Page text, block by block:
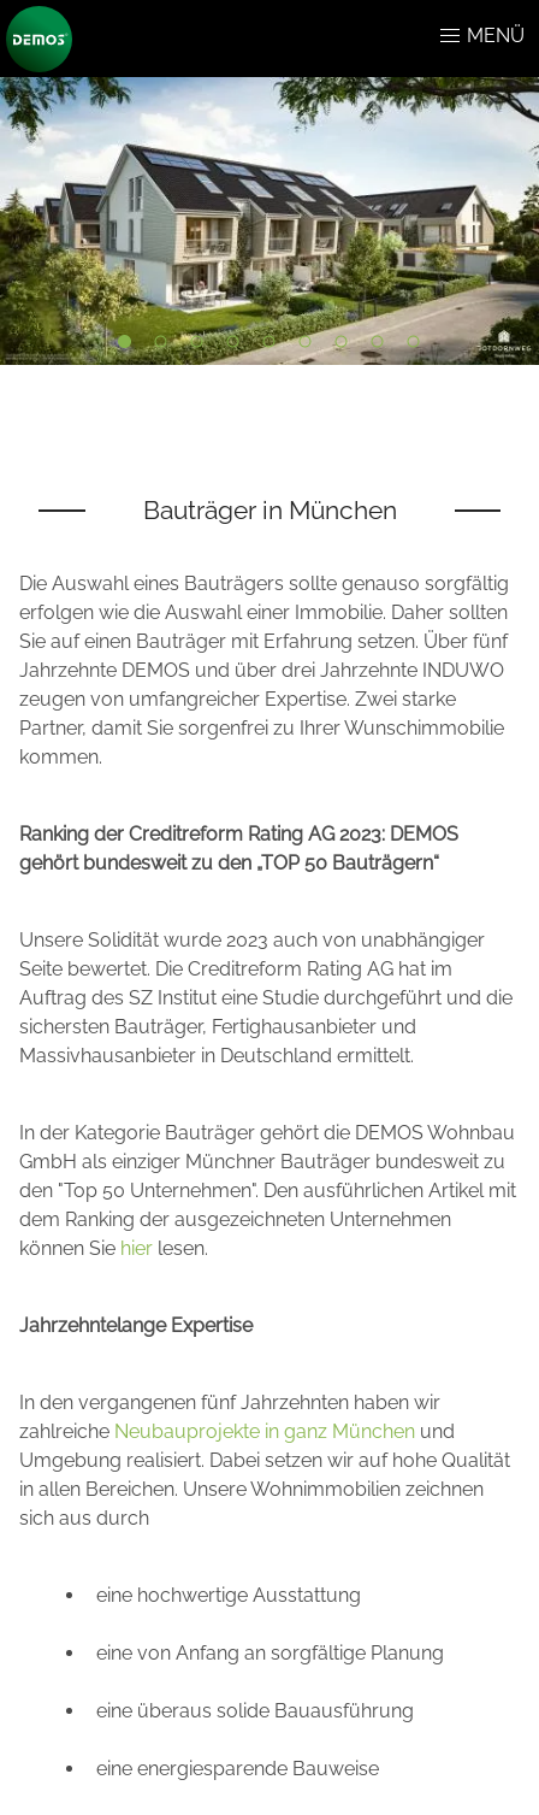
MENÜ
Bauträger in München
Die Auswahl eines Bauträgers sollte genauso sorgfältig
erfolgen wie die Auswahl einer Immobilie. Daher sollten
Sie auf einen Bauträger mit Erfahrung setzen. Über fünf
Jahrzehnte DEMOS und über drei Jahrzehnte INDUWO
zeugen von umfangreicher Expertise. Zwei starke
Partner, damit Sie sorgenfrei zu Ihrer Wunschimmobilie
kommen.
Ranking der Creditreform Rating AG 2023: DEMOS
gehört bundesweit zu den „TOP 50 Bauträgern“
Unsere Solidität wurde 2023 auch von unabhängiger
Seite bewertet. Die Creditreform Rating AG hat im
Auftrag des SZ Institut eine Studie durchgeführt und die
sichersten Bauträger, Fertighausanbieter und
Massivhausanbieter in Deutschland ermittelt.
In der Kategorie Bauträger gehört die DEMOS Wohnbau
GmbH als einziger Münchner Bauträger bundesweit zu
den "Top 50 Unternehmen". Den ausführlichen Artikel mit
dem Ranking der ausgezeichneten Unternehmen
können Sie hier lesen.
Jahrzehntelange Expertise
In den vergangenen fünf Jahrzehnten haben wir
zahlreiche Neubauprojekte in ganz München und
Umgebung realisiert. Dabei setzen wir auf hohe Qualität
in allen Bereichen. Unsere Wohnimmobilien zeichnen
sich aus durch
eine hochwertige Ausstattung
eine von Anfang an sorgfältige Planung
eine überaus solide Bauausführung
eine energiesparende Bauweise